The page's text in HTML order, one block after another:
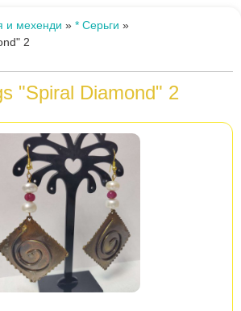
и мехенди » * Серьги »
2
"Spiral Diamond" 2